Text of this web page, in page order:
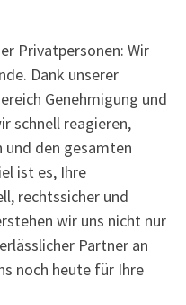
Privatpersonen: Wir
Dank unserer
Genehmigung und
schnell reagieren,
den gesamten
ist es, Ihre
rechtssicher und
wir uns nicht nur
Partner an
noch heute für Ihre